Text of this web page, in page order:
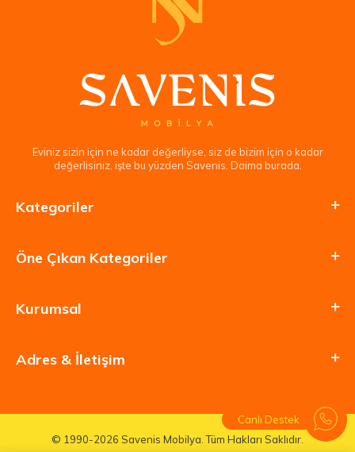
Canlı Destek
Eviniz sizin için ne kadar değerliyse, siz de bizim için o kadar
değerlisiniz, işte bu yüzden Savenis. Daima burada.
Kategoriler
Öne Çıkan Kategoriler
Kurumsal
Adres & İletişim
© 1990-2026 Savenis Mobilya. Tüm Hakları Saklıdır.